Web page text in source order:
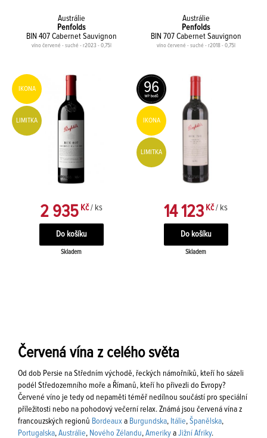
Austrálie
Penfolds
BIN 407 Cabernet Sauvignon
víno červené - suché - r2023 - 0,75l
IKONA
LIMITKA
2 935 Kč / ks
Skladem
Austrálie
Penfolds
BIN 707 Cabernet Sauvignon
víno červené - suché - r2018 - 0,75l
96
IKONA
LIMITKA
14 123 Kč / ks
Skladem
Červená vína z celého světa
Od dob Persie na Středním východě, řeckých námořníků, kteří ho sázeli
podél Středozemního moře a Římanů, kteří ho přivezli do Evropy?
Červené víno je tedy od nepaměti téměř nedílnou součástí pro speciální
příležitosti nebo na pohodový večerní relax. Známá jsou červená vína z
francouzských regionů Bordeaux a Burgundska, Itálie, Španělska,
Portugalska, Austrálie, Nového Zélandu, Ameriky a Jižní Afriky.